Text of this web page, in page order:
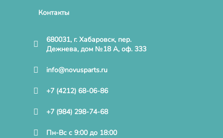
Контакты
680031, г. Хабаровск, пер.
Дежнева, дом №18 А, оф. 333
info@novusparts.ru
+7 (4212) 68-06-86
+7 (984) 298-74-68
Пн-Вс с 9:00 до 18:00